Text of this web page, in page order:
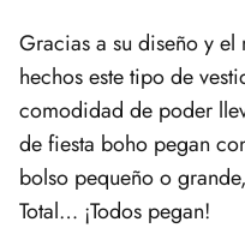
Gracias a su diseño y el
hechos este tipo de
comodidad de poder
de fiesta boho pegan
bolso pequeño o
Total… ¡Todos pegan!